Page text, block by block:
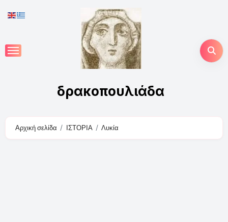
to
δρακοπουλιάδα
Αρχική σελίδα ΙΣΤΟΡΙΑ Λυκία